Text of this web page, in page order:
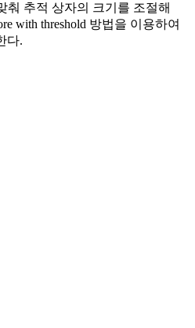
춰 추적 상자의 크기를 조절해
with threshold 방법을 이용하여
다.